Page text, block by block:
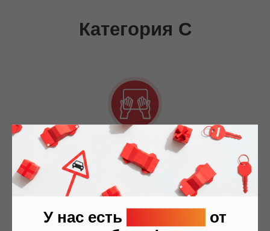
Без подводных камней
Никаких скрытых платежей.
Теория, практика и топливо включены в
стоимость обучения
У нас есть
от